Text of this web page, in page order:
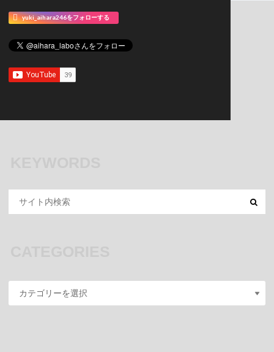
yuki_aihara246をフォローする